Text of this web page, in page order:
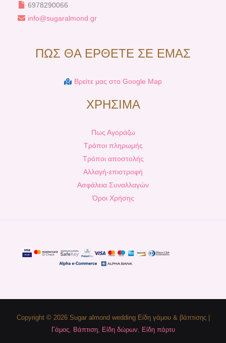
6978290066
info@sugaralmond.gr
ΠΩΣ ΘΑ ΕΡΘΕΤΕ ΣΕ ΕΜΑΣ
Βρείτε μας στο Google Map
ΧΡΗΣΙΜΑ
Πως Αγοράζω
Τρόποι πληρωμής
Τρόποι αποστολής
Αλλαγή-επιστροφή
Ασφάλεια Συναλλαγών
Όροι Χρήσης
Copyright © 2026 Sugar almond wedding Είδη γάμου & βάπτισης |
Γάμος, Βάπτιση, Είδη δώρων, Είδη πάρτυ